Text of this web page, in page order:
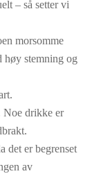
– så setter vi
morsomme
høy stemning og
Noe drikke er
det er begrenset
av